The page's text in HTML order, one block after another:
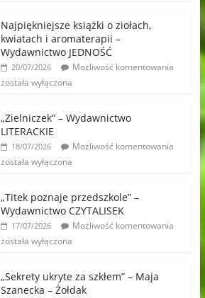
Najpiękniejsze książki o ziołach,
kwiatach i aromaterapii –
Wydawnictwo JEDNOŚĆ
20/07/2026
Możliwość komentowania
została wyłączona
„Zielniczek” – Wydawnictwo
LITERACKIE
18/07/2026
Możliwość komentowania
została wyłączona
„Titek poznaje przedszkole” –
Wydawnictwo CZYTALISEK
17/07/2026
Możliwość komentowania
została wyłączona
„Sekrety ukryte za szkłem” – Maja
Szanecka – Żołdak